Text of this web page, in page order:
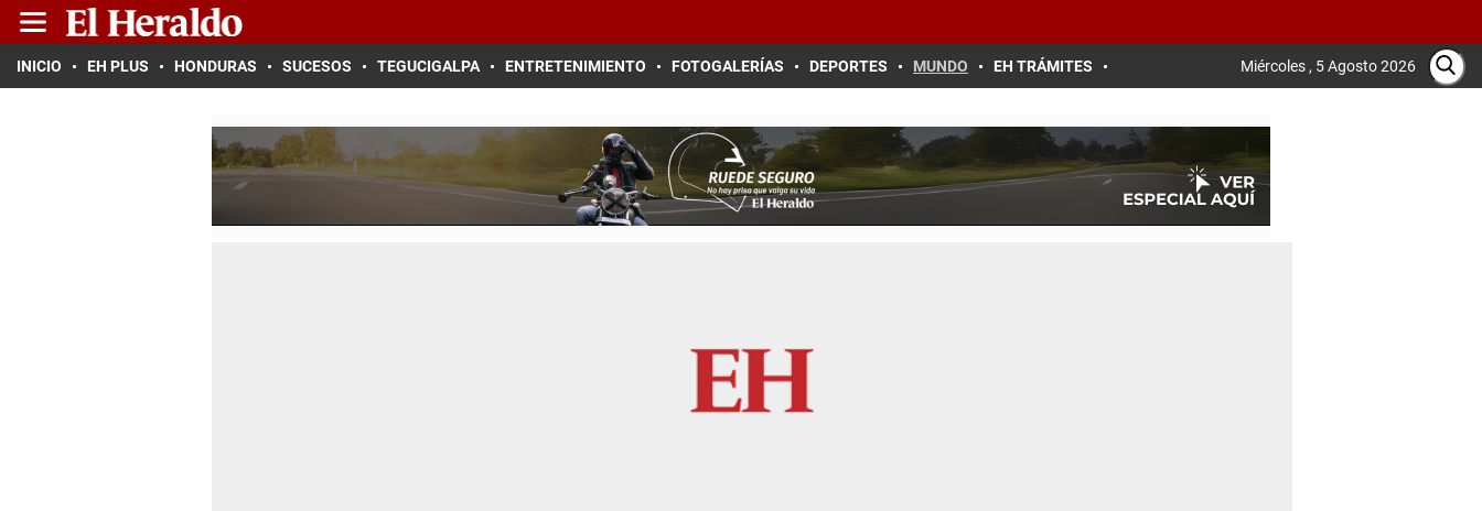
INICIO EH PLUS HONDURAS SUCESOS TEGUCIGALPA ENTRETENIMIENTO FOTOGALERÍAS DEPORTES MUNDO EH TRÁMITES Miércoles , 5 Agosto 2026